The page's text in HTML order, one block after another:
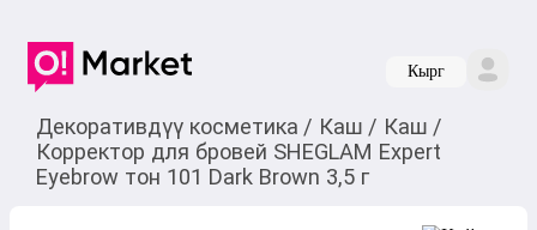
Кырг
Декоративдүү косметика / Каш / Каш /
Корректор для бровей SHEGLAM Expert
Еyebrow тон 101 Dark Brown 3,5 г